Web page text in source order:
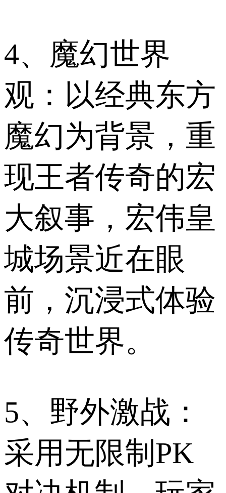
4、魔幻世界
观：以经典东方
魔幻为背景，重
现王者传奇的宏
大叙事，宏伟皇
城场景近在眼
前，沉浸式体验
传奇世界。
5、野外激战：
采用无限制PK